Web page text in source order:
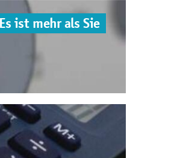
ist mehr als Sie